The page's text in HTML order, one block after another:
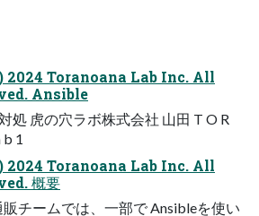
2024 Toranoana Lab Inc. All
Ansible
処 虎の穴ラボ株式会社 山田 T O R
b 1
2024 Toranoana Lab Inc. All
概要
チームでは、一部で Ansibleを使い